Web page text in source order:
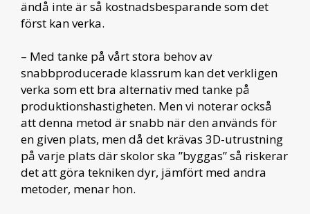
ändå inte är så kostnadsbesparande som det
först kan verka.
– Med tanke på vårt stora behov av
snabbproducerade klassrum kan det verkligen
verka som ett bra alternativ med tanke på
produktionshastigheten. Men vi noterar också
att denna metod är snabb när den används för
en given plats, men då det krävas 3D-utrustning
på varje plats där skolor ska ”byggas” så riskerar
det att göra tekniken dyr, jämfört med andra
metoder, menar hon.